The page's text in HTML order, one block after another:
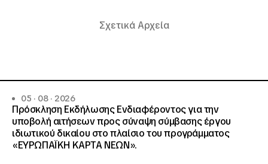
Σχετικά Αρχεία
05 · 08 · 2026
Πρόσκληση Εκδήλωσης Ενδιαφέροντος για την
υποβολή αιτήσεων προς σύναψη σύμβασης έργου
ιδιωτικού δικαίου στο πλαίσιο του προγράμματος
«ΕΥΡΩΠΑΪΚΗ ΚΑΡΤΑ ΝΕΩΝ».